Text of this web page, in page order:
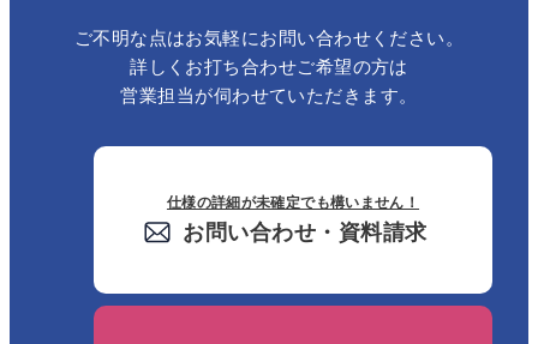
ご不明な点はお気軽にお問い合わせください。
詳しくお打ち合わせご希望の方は
営業担当が伺わせていただきます。
仕様の詳細が未確定でも構いません！
お問い合わせ・資料請求